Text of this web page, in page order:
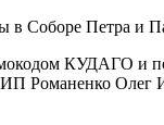
в Соборе Петра и
КУДАГО и
ИП Романенко